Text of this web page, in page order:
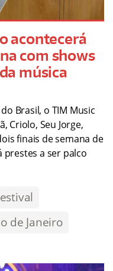
acontecerá
com shows
música
Brasil, o TIM Music
Criolo, Seu Jorge,
finais de semana de
prestes a ser palco
de Janeiro